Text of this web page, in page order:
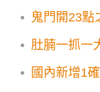
鬼門開23點
肚腩一抓一
國內新增1